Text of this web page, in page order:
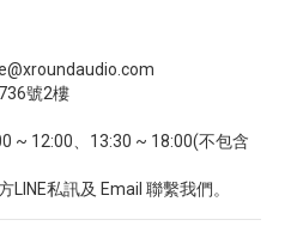
號2樓
~ 12:00、13:30 ~ 18:00(不包含
私訊及 Email 聯繫我們。